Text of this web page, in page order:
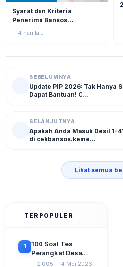
Syarat dan Kriteria
Penerima Bansos
4 hari lalu
SEBELUMNYA
Update PIP 2026: Tak Hanya
Dapat Bantuan! C...
SELANJUTNYA
Apakah Anda Masuk Desil 1-
di cekbansos.keme...
Lihat semua
TERPOPULER
1
100 Soal Tes
Perangkat Desa
Terbaru 2026
1.005 14 Mei 2026